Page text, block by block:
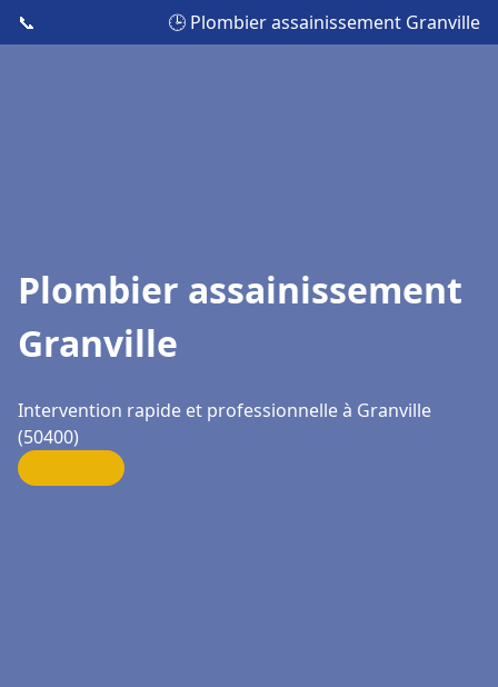
📞 🕒 Plombier assainissement Granville
Plombier assainissement
Granville
Intervention rapide et professionnelle à Granville
(50400)